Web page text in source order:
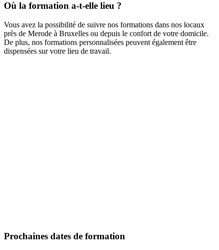
Où la formation a-t-elle lieu ?
Vous avez la possibilité de suivre nos formations dans nos locaux
près de Merode à Bruxelles ou depuis le confort de votre domicile.
De plus, nos formations personnalisées peuvent également être
dispensées sur votre lieu de travail.
Prochaines dates de formation